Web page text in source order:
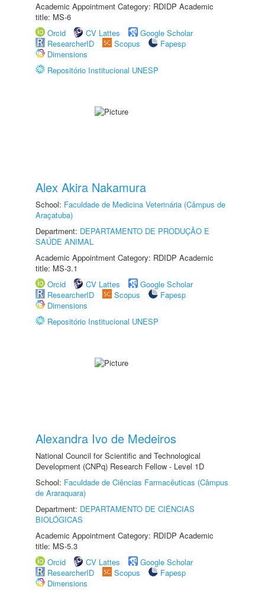
Academic Appointment Category: RDIDP Academic
title: MS-6
Orcid
CV Lattes
Google Scholar
ResearcherID
Scopus
Fapesp
Dimensions
Repositório Institucional UNESP
Alex Akira Nakamura
School: Faculdade de Medicina Veterinária (Câmpus de
Araçatuba)
Department: DEPARTAMENTO DE PRODUÇÃO E
SAÚDE ANIMAL
Academic Appointment Category: RDIDP Academic
title: MS-3.1
Orcid
CV Lattes
Google Scholar
ResearcherID
Scopus
Fapesp
Dimensions
Repositório Institucional UNESP
Alexandra Ivo de Medeiros
National Council for Scientific and Technological
Development (CNPq) Research Fellow - Level 1D
School: Faculdade de Ciências Farmacêuticas (Câmpus
de Araraquara)
Department: DEPARTAMENTO DE CIÊNCIAS
BIOLÓGICAS
Academic Appointment Category: RDIDP Academic
title: MS-5.3
Orcid
CV Lattes
Google Scholar
ResearcherID
Scopus
Fapesp
Dimensions